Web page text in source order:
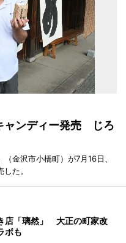
ャンディー発売 じろ
金沢市小橋町）が7月16日、
た。
店「璃然」 大正の町家改
ボも